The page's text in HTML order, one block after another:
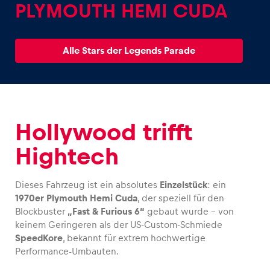
Erlebnisse
Alle anzeigen
Seiten
Alle anzeigen
PLYMOUTH HEMI CUDA
Alle Stars der Legends Parade
Hollywood trifft
Hightech
Dieses Fahrzeug ist ein absolutes Einzelstück: ein
1970er Plymouth Hemi Cuda, der speziell für den
Blockbuster „Fast & Furious 6“ gebaut wurde – von
keinem Geringeren als der US-Custom-Schmiede
SpeedKore, bekannt für extrem hochwertige
Performance-Umbauten.